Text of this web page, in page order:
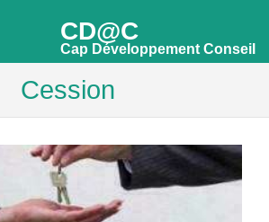
CD@C
Cap Développement Conseil
Cession